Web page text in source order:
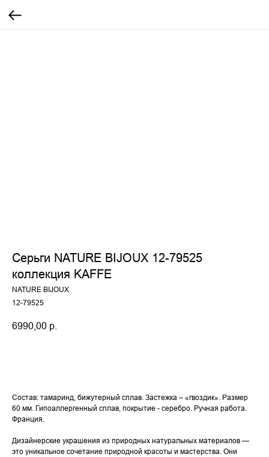
Серьги NATURE BIJOUX 12-79525
коллекция KAFFE
NATURE BIJOUX
12-79525
6990,00 р.
Состав: тамаринд, бижутерный сплав. Застежка – «гвоздик». Размер
60 мм. Гипоаллергенный сплав, покрытие - серебро. Ручная работа.
Франция.
Дизайнерские украшения из природных натуральных материалов —
это уникальное сочетание природной красоты и мастерства. Они